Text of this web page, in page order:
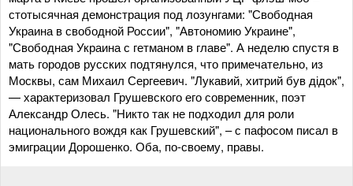
стотысячная демонстрация под лозунгами: "Свободная
Украина в свободной России", "Автономию Украине",
"Свободная Украина с гетманом в главе". А неделю спустя в
мать городов русских подтянулся, что примечательно, из
Москвы, сам Михаил Сергеевич. "Лукавий, хитрий був дідок",
— характеризовал Грушевского его современник, поэт
Александр Олесь. "Никто так не подходил для роли
национального вождя как Грушевский", – с пафосом писал в
эмиграции Дорошенко. Оба, по-своему, правы.